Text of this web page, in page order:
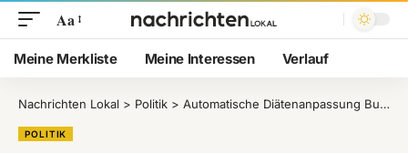
Aa
Meine Merkliste Meine Interessen Verlauf
Nachrichten Lokal > Politik > Automatische Diätenanpassung Bundestag 2024 bleibt bestehen
POLITIK